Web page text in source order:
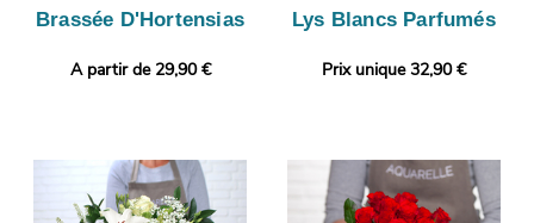
Brassée D'Hortensias
A partir de 29,90 €
Lys Blancs Parfumés
Prix unique 32,90 €